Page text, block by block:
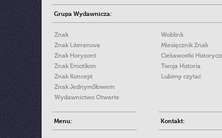
Grupa Wydawnicza:
Znak
Znak Literanova
Znak Horyzont
Znak Emotikon
Znak Koncept
Znak JednymSłowem
Wydawnictwo Otwarte
Woblink
Miesięcznik Znak
Ciekawostki
Twoja Historia
Lubimy czytać
Menu: Kontakt: